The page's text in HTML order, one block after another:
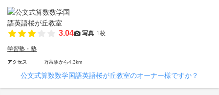
3.04 写真 1枚
学習塾・塾
アクセス 万富駅から4.3km
公文式算数数学国語英語桜が丘教室のオーナー様ですか？